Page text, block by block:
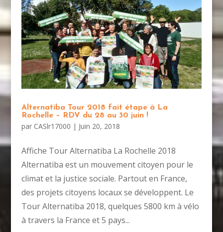
Alternatiba Tour 2018 fait étape à La
Rochelle – RDV du 28 au 30 juin !
par CASlr17000 | Juin 20, 2018
Affiche Tour Alternatiba La Rochelle 2018
Alternatiba est un mouvement citoyen pour le
climat et la justice sociale. Partout en France,
des projets citoyens locaux se développent. Le
Tour Alternatiba 2018, quelques 5800 km à vélo
à travers la France et 5 pays...